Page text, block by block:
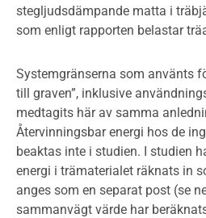
stegljudsdämpande matta i
som enligt rapporten belastar
Systemgränserna som använts
till graven”, inklusive
medtagits här av samma
Återvinningsbar energi hos de
beaktas inte i studien. I studien
energi i trämaterialet räknats in
anges som en separat post (se
sammanvägt värde har